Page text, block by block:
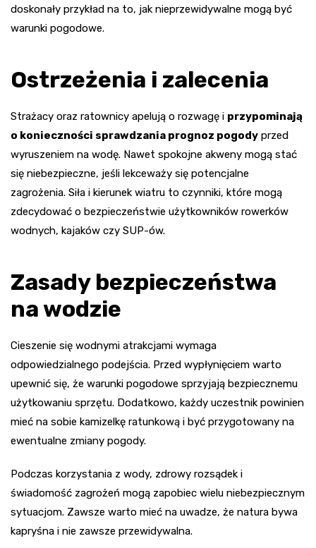
doskonały przykład na to, jak nieprzewidywalne mogą być
warunki pogodowe.
Ostrzeżenia i zalecenia
Strażacy oraz ratownicy apelują o rozwagę i przypominają
o konieczności sprawdzania prognoz pogody przed
wyruszeniem na wodę. Nawet spokojne akweny mogą stać
się niebezpieczne, jeśli lekceważy się potencjalne
zagrożenia. Siła i kierunek wiatru to czynniki, które mogą
zdecydować o bezpieczeństwie użytkowników rowerków
wodnych, kajaków czy SUP-ów.
Zasady bezpieczeństwa
na wodzie
Cieszenie się wodnymi atrakcjami wymaga
odpowiedzialnego podejścia. Przed wypłynięciem warto
upewnić się, że warunki pogodowe sprzyjają bezpiecznemu
użytkowaniu sprzętu. Dodatkowo, każdy uczestnik powinien
mieć na sobie kamizelkę ratunkową i być przygotowany na
ewentualne zmiany pogody.
Podczas korzystania z wody, zdrowy rozsądek i
świadomość zagrożeń mogą zapobiec wielu niebezpiecznym
sytuacjom. Zawsze warto mieć na uwadze, że natura bywa
kapryśna i nie zawsze przewidywalna.